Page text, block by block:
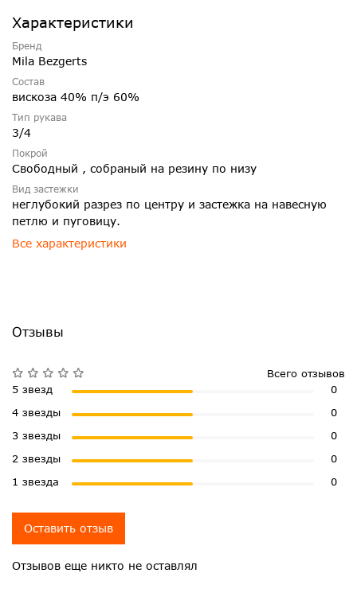
Характеристики
Бренд
Mila Bezgerts
Состав
вискоза 40% п/э 60%
Тип рукава
3/4
Покрой
Свободный , собраный на резину по низу
Вид застежки
неглубокий разрез по центру и застежка на навесную
петлю и пуговицу.
Все характеристики
Отзывы
Отзывов еще никто не оставлял
Всего отзывов
5 звезд
0
4 звезды
0
3 звезды
0
2 звезды
0
1 звезда
0
Оставить отзыв